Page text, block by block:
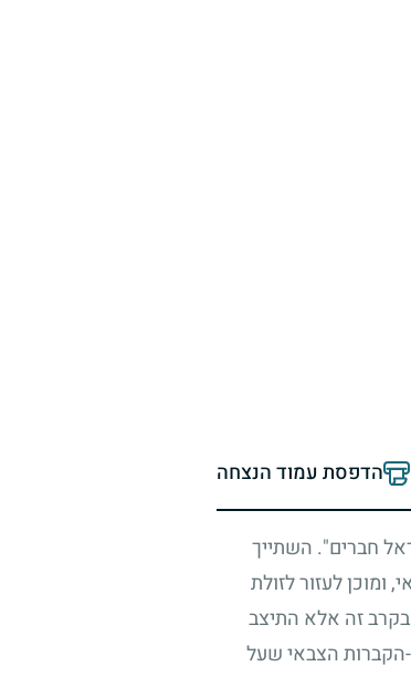
הדפסת עמוד הנצחה
חברים". השתייך
ומוכן לעזור לזולת
זה אלא התיצב
הקברות הצבאי שעל